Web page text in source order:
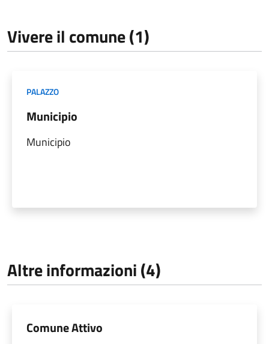
Vivere il comune (1)
PALAZZO
Municipio
Municipio
Altre informazioni (4)
Comune Attivo